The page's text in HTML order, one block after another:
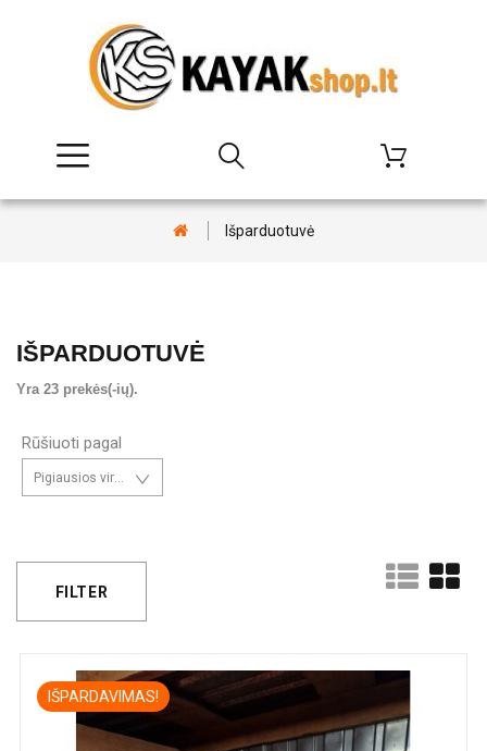
Išparduotuvė
IŠPARDUOTUVĖ
Yra 23 prekės(-ių).
Rūšiuoti pagal
Pigiausios viršuje
IŠPARDAVIMAS!
FILTER